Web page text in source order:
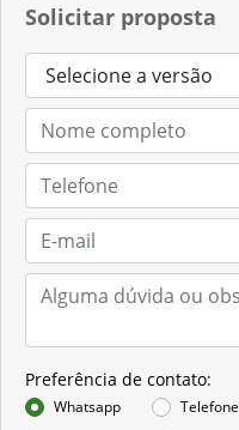
Solicitar proposta
Preferência de contato:
Whatsapp Telefone